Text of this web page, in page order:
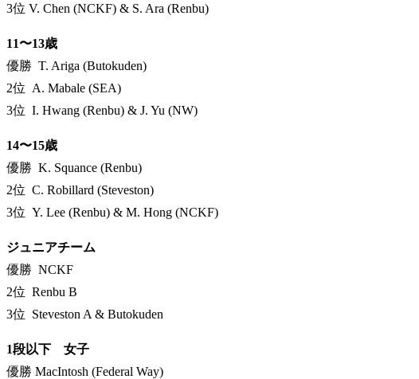
3位 V. Chen (NCKF) & S. Ara (Renbu)
11〜13歳
優勝 T. Ariga (Butokuden)
2位 A. Mabale (SEA)
3位 I. Hwang (Renbu) & J. Yu (NW)
14〜15歳
優勝 K. Squance (Renbu)
2位 C. Robillard (Steveston)
3位 Y. Lee (Renbu) & M. Hong (NCKF)
ジュニアチーム
優勝 NCKF
2位 Renbu B
3位 Steveston A & Butokuden
1段以下 女子
優勝 MacIntosh (Federal Way)